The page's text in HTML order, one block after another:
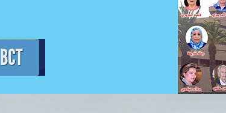
A A BCT